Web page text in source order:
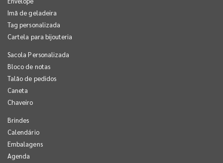
Imã de geladeira
Tag personalizada
Cartela para bijouteria
Sacola Personalizada
Bloco de notas
Talão de pedidos
Caneta
Chaveiro
Brindes
Calendário
Embalagens
Agenda